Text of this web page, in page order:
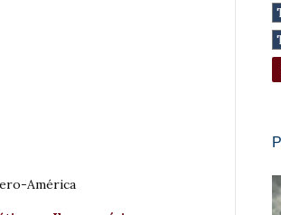
América